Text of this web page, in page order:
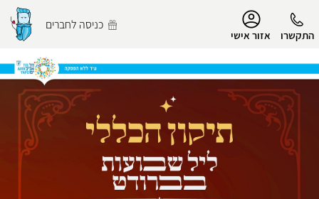
התקשרו אזור אישי
כניסה לחברים
התנתק